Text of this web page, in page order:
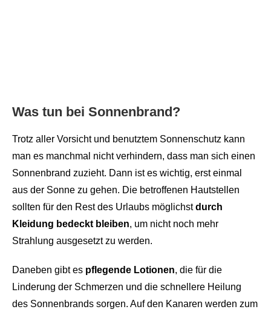
Was tun bei Sonnenbrand?
Trotz aller Vorsicht und benutztem Sonnenschutz kann
man es manchmal nicht verhindern, dass man sich einen
Sonnenbrand zuzieht. Dann ist es wichtig, erst einmal
aus der Sonne zu gehen. Die betroffenen Hautstellen
sollten für den Rest des Urlaubs möglichstdurch
Kleidung bedeckt bleiben, um nicht noch mehr
Strahlung ausgesetzt zu werden.
Daneben gibt es pflegende Lotionen, die für die
Linderung der Schmerzen und die schnellere Heilung
des Sonnenbrands sorgen. Auf den Kanaren werden zum